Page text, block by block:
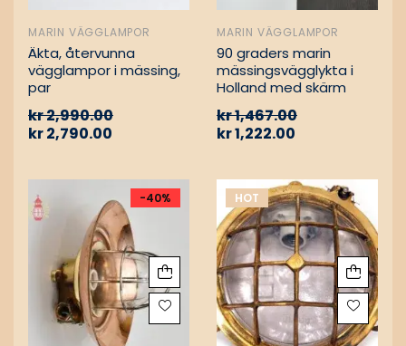
MARIN VÄGGLAMPOR
Äkta, återvunna
vägglampor i mässing,
par
kr2,990.00
kr2,790.00
MARIN VÄGGLAMPOR
90 graders marin
mässingsvägglykta i
Holland med skärm
kr1,467.00
kr1,222.00
-40% HOT